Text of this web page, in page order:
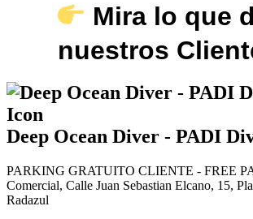
Mira lo que
nuestros
Deep Ocean Diver - PADI
PARKING GRATUITO CLIENTE - FREE
Comercial, Calle Juan Sebastian Elcano, 15,
Radazul